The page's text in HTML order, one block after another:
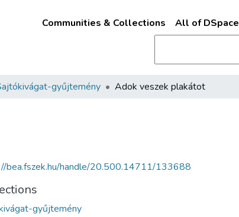
Communities & Collections All of DSpace
gyűjtemény Adok veszek plakátot
bea.fszek.hu/handle/20.500.14711/133688
gyűjtemény